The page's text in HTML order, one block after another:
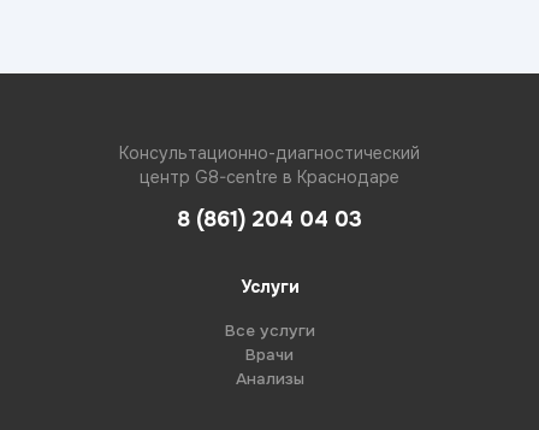
Консультационно-диагностический
центр G8-centre в Краснодаре
8 (861) 204 04 03
Услуги
Все услуги
Врачи
Анализы